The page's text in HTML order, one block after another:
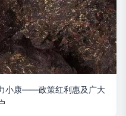
小康——政策红利惠及广大